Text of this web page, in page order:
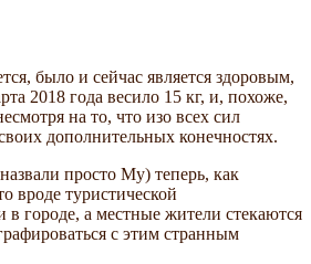
было и сейчас является здоровым,
2018 года весило 15 кг, и, похоже,
на то, что изо всех сил
дополнительных конечностях.
просто Му) теперь, как
вроде туристической
в городе, а местные жители стекаются
с этим странным